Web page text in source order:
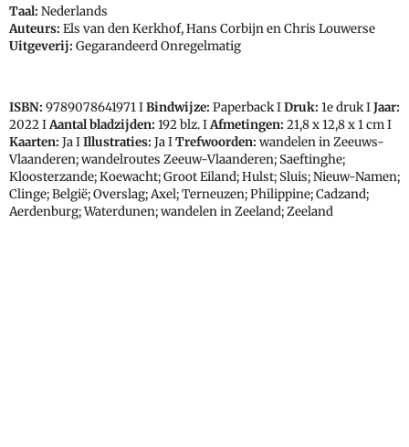
Taal: Nederlands
Auteurs: Els van den Kerkhof, Hans Corbijn en Chris Louwerse
Uitgeverij: Gegarandeerd Onregelmatig
ISBN: 9789078641971IBindwijze: Paperback IDruk: 1e druk IJaar:
2022 IAantal bladzijden: 192 blz. IAfmetingen: 21,8 x 12,8 x 1 cm I
Kaarten: Ja IIllustraties: Ja ITrefwoorden: wandelen in Zeeuws-
Vlaanderen; wandelroutes Zeeuw-Vlaanderen; Saeftinghe;
Kloosterzande; Koewacht; Groot Eiland; Hulst; Sluis; Nieuw-Namen;
Clinge; België; Overslag; Axel; Terneuzen; Philippine; Cadzand;
Aerdenburg; Waterdunen; wandelen in Zeeland; Zeeland